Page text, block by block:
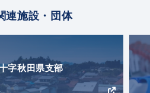
連施設・団体
字秋田県支部